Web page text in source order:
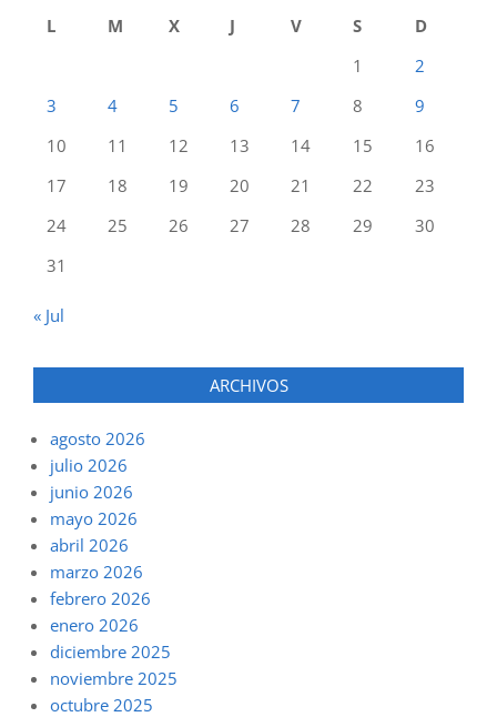
L
M X J V S
D
1
2
3
4 5 6 7 8
9
10
11 12 13 14 15
16
17
18 19 20 21 22
23
24
25 26 27 28 29
30
31
« Jul
ARCHIVOS
agosto 2026
julio 2026
junio 2026
mayo 2026
abril 2026
marzo 2026
febrero 2026
enero 2026
diciembre 2025
noviembre 2025
octubre 2025